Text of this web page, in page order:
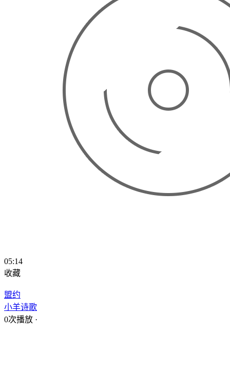
05:14
收藏
盟约
小羊诗歌
0次播放 ·